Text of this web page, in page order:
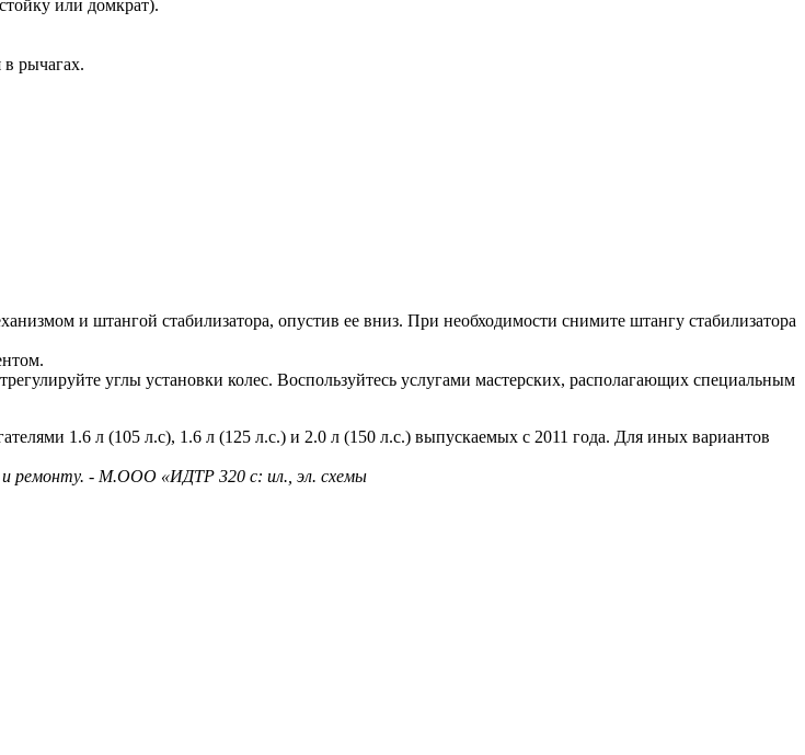
или домкрат).
в рычагах.
и штангой стабилизатора, опустив ее вниз. При необходимости снимите штангу стабилизатора
углы установки колес. Воспользуйтесь услугами мастерских, располагающих специальным
1.6 л (105 л.с), 1.6 л (125 л.с.) и 2.0 л (150 л.с.) выпускаемых с 2011 года. Для иных вариантов
и ремонту. - М.ООО «ИДТР 320 с: ил., эл. схемы